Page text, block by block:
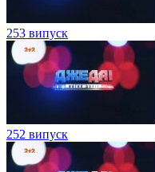
253 випуск
252 випуск